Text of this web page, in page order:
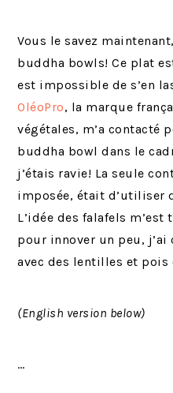
Vous le savez
buddha bowls! Ce plat
est impossible de s’en
OléoPro, la marque
végétales, m’a contacté
buddha bowl dans le
j’étais ravie! La seule
imposée, était d’utiliser
L’idée des falafels
pour innover un peu,
avec des lentilles et pois
(English version below)
…